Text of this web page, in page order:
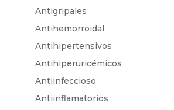
Antigripales
Antihemorroidal
Antihipertensivos
Antihiperuricémicos
Antiinfeccioso
Antiinflamatorios